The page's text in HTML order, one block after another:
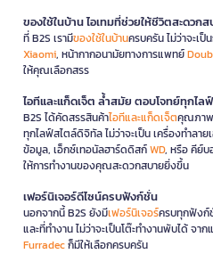
ของใช้ในบ้าน ไอเทมที่ช่วยให้ชีวิตสะดวก
ที่ B2S เรามีของใช้ในบ้านครบครัน ไม่ว่าจะเป็
Xiaomi, หน้ากากอนามัยทางการแพทย์
ให้คุณเลือกสรร
ไอทีและแก็ดเจ็ต ล้ำสมัย ตอบโจทย์ทุกไล
B2S ได้คัดสรรสินค้าไอทีและแก็ดเจ็ตคุณภาพ
ทุกไลฟ์สไตล์ดิจิทัล ไม่ว่าจะเป็น เครื่องทำลาย
ข้อมูล, เอ็กซ์เทอนัลฮาร์ดดิสก์WD, หรือ คีย์บ
ให้การทำงานของคุณสะดวกสบายยิ่งขึ้น
เฟอร์นิเจอร์ดีไซน์ครบฟังก์ชั่น
นอกจากนี้ B2S ยังมีเฟอร์นิเจอร์ครบทุกฟังก์
และที่ทำงาน ไม่ว่าจะเป็นโต๊ะทำงานพับได้ จา
Furradecก็มีให้เลือกครบครัน